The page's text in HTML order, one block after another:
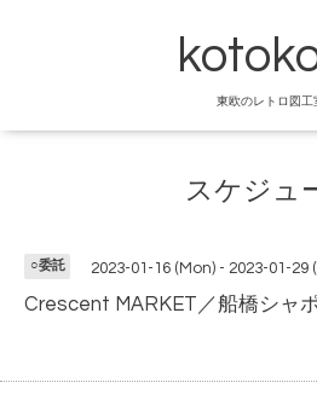
東欧のレトロ図工
スケジュ
○委託 2023-01-16 (Mon) - 2023-01-29
Crescent MARKET／船橋シャ